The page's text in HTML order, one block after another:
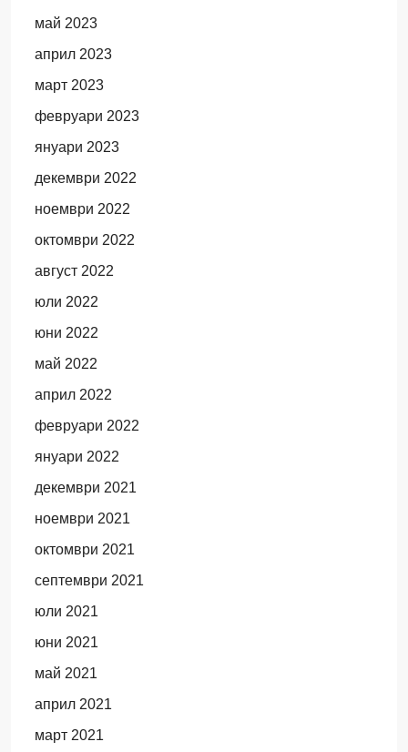
май 2023
април 2023
март 2023
февруари 2023
януари 2023
декември 2022
ноември 2022
октомври 2022
август 2022
юли 2022
юни 2022
май 2022
април 2022
февруари 2022
януари 2022
декември 2021
ноември 2021
октомври 2021
септември 2021
юли 2021
юни 2021
май 2021
април 2021
март 2021